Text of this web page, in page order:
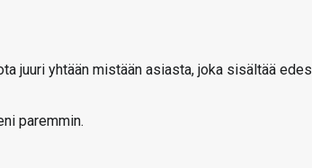
juuri yhtään mistään asiasta, joka sisältää edes
paremmin.